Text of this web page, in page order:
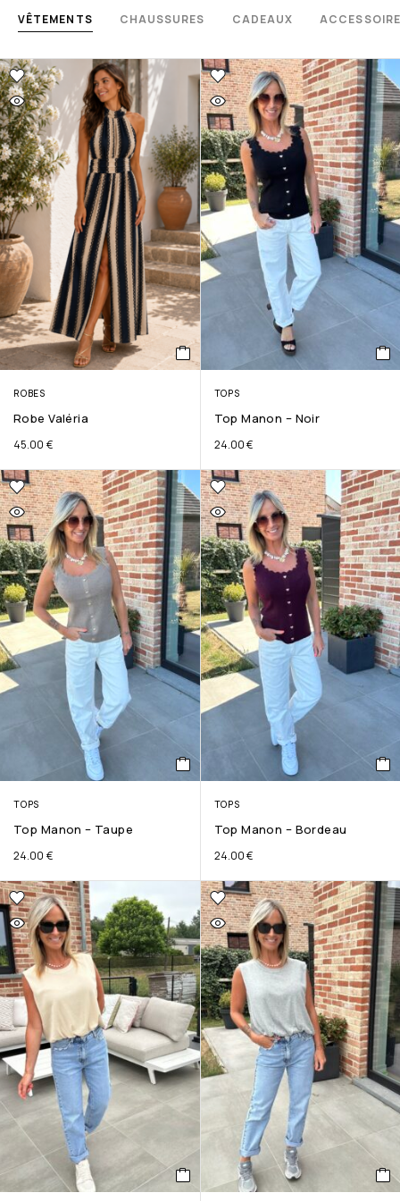
VÊTEMENTS CHAUSSURES CADEAUX
ROBES
Robe Valéria
45.00 €
TOPS
Top Manon – Noir
24.00€
TOPS
Top Manon – Taupe
24.00 €
TOPS
Top Manon – Bordeau
24.00€